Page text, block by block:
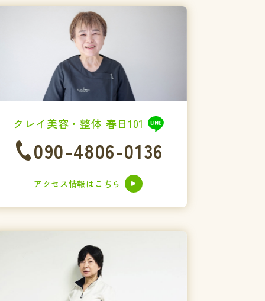
クレイ美容・整体 春日101
090-4806-0136
アクセス情報はこちら